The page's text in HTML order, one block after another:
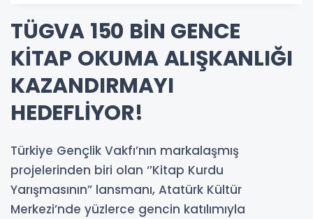
TÜGVA 150 BİN GENCE
KİTAP OKUMA ALIŞKANLIĞI
KAZANDIRMAYI
HEDEFLİYOR!
Türkiye Gençlik Vakfı’nın markalaşmış
projelerinden biri olan ‘’Kitap Kurdu
Yarışmasının” lansmanı, Atatürk Kültür
Merkezi’nde yüzlerce gencin katılımıyla